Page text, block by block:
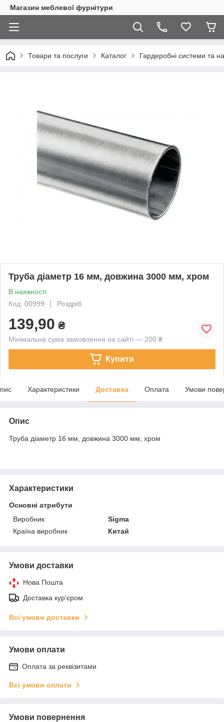
Магазин меблевої фурнітури
Товари та послуги Каталог Гардеробні системи та
Труба діаметр 16 мм, довжина 3000 мм, хром
В наявності
Код: 00999
Роздріб
139,90 ₴
Мінімальна сума замовлення на сайті — 200 ₴
Купити
Характеристики Доставка Оплата Умови
Опис
Труба діаметр 16 мм, довжина 3000 мм, хром
Характеристики
Основні атрибути
Виробник
Sigma
Країна виробник
Китай
Умови доставки
Нова Пошта
Доставка кур'єром
Всі умови доставки
Умови оплати
Оплата за реквізитами
Всі умови оплати
Умови повернення